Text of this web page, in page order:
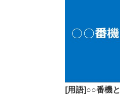
[用語]○○番機